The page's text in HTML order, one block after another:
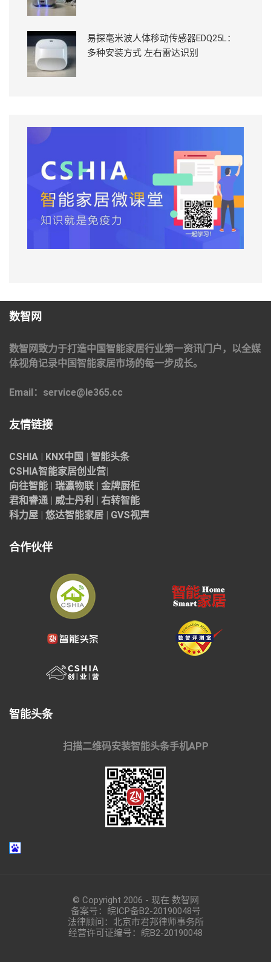
易探毫米波人体移动传感器EDQ25L：
多种安装方式 左右雷达识别
数智网
数智网致力于打造中国智能家居行业第一资讯门户，以全媒
体视角记录中国智能家居市场的每一步成长。
Email：service@le365.cc
友情链接
CSHIA KNX中国
智能头条
CSHIA智能家居创业营
向往智能
瑞瀛物联
金牌厨柜
君和睿通
威士丹利
右转智能
科力屋
悠达智能家居 GVS视声
合作伙伴
智能头条
扫描二维码安装智能头条手机APP
© Copyright 2006 - 现在 数智网
备案号： 皖ICP备B2-20190048号
法律顾问：北京市君邦律师事务所
经营许可证编号：皖B2-20190048